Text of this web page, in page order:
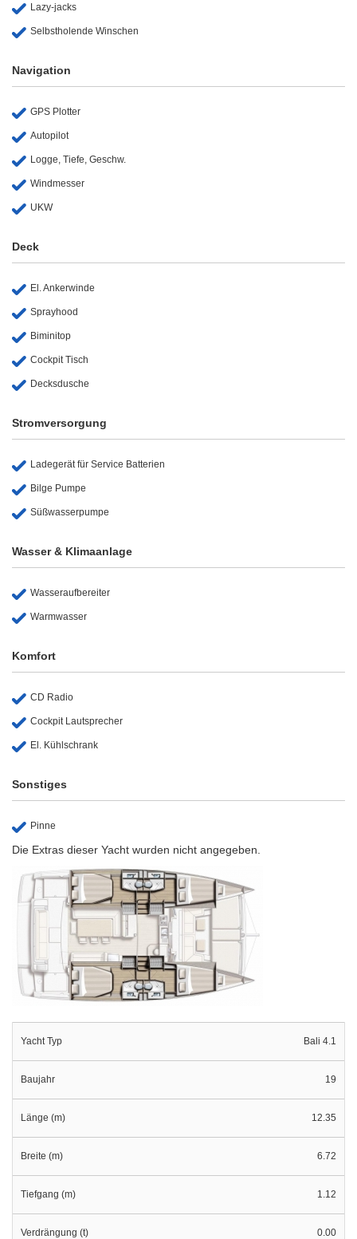
Lazy-jacks
Selbstholende Winschen
Navigation
GPS Plotter
Autopilot
Logge, Tiefe, Geschw.
Windmesser
UKW
Deck
El. Ankerwinde
Sprayhood
Biminitop
Cockpit Tisch
Decksdusche
Stromversorgung
Ladegerät für Service Batterien
Bilge Pumpe
Süßwasserpumpe
Wasser & Klimaanlage
Wasseraufbereiter
Warmwasser
Komfort
CD Radio
Cockpit Lautsprecher
El. Kühlschrank
Sonstiges
Pinne
Die Extras dieser Yacht wurden nicht angegeben.
Yacht Typ Bali 4.1
Baujahr 19
Länge (m) 12.35
Breite (m) 6.72
Tiefgang (m) 1.12
Verdrängung (t) 0.00